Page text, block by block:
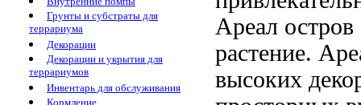
Грунты и субстраты для
террариума
Декорации
Декорации и укрытия для
террариумов
Инвентарь для обслуживания
Кормление
Ареал остров
растение.
высоких